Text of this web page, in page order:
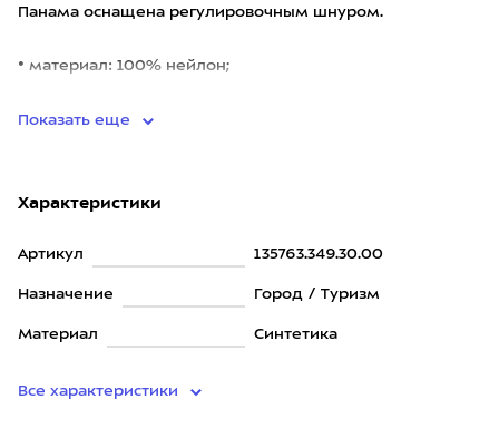
Панама оснащена регулировочным шнуром.
• материал: 100% нейлон;
Показать еще
Характеристики
Артикул 135763.349.30.00
Назначение Город / Туризм
Материал Синтетика
Все характеристики